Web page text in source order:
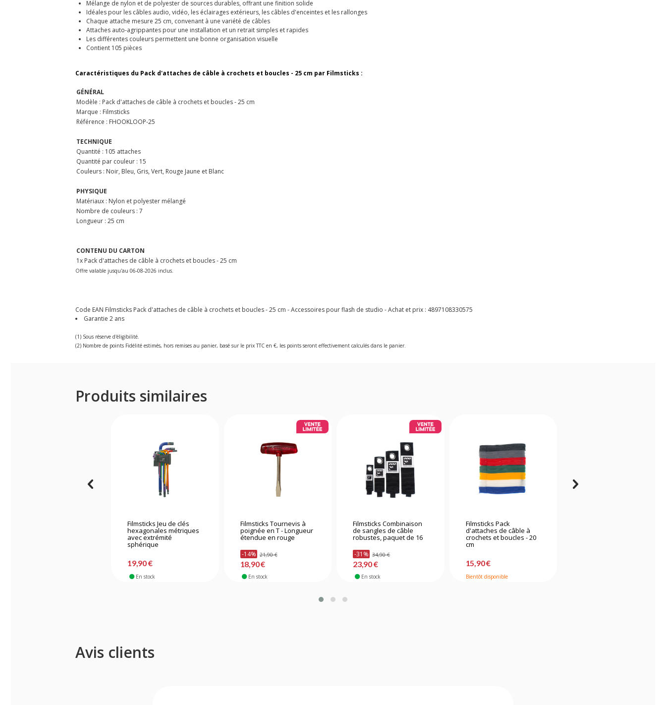
Mélange de nylon et de polyester de sources durables, offrant une finition solide
Idéales pour les câbles audio, vidéo, les éclairages extérieurs, les câbles d'enceintes et les rallonges
Chaque attache mesure 25 cm, convenant à une variété de câbles
Attaches auto-agrippantes pour une installation et un retrait simples et rapides
Les différentes couleurs permettent une bonne organisation visuelle
Contient 105 pièces
Caractéristiques du Pack d'attaches de câble à crochets et boucles - 25 cm par Filmsticks :
GÉNÉRAL
Modèle : Pack d'attaches de câble à crochets et boucles - 25 cm
Marque : Filmsticks
Référence : FHOOKLOOP-25
TECHNIQUE
Quantité : 105 attaches
Quantité par couleur : 15
Couleurs : Noir, Bleu, Gris, Vert, Rouge Jaune et Blanc
PHYSIQUE
Matériaux : Nylon et polyester mélangé
Nombre de couleurs : 7
Longueur : 25 cm
CONTENU DU CARTON
1x Pack d'attaches de câble à crochets et boucles - 25 cm
Offre valable jusqu'au 06-08-2026 inclus.
Code EAN Filmsticks Pack d'attaches de câble à crochets et boucles - 25 cm - Accessoires pour flash de studio - Achat et prix : 4897108330575
Garantie 2 ans
(1) Sous réserve d'éligibilité.
(2) Nombre de points Fidélité estimés, hors remises au panier, basé sur le prix TTC en €, les points seront effectivement calculés dans le panier.
Produits similaires
Filmsticks Jeu de clés
hexagonales métriques
avec extrémité
sphérique
19,90 €
En stock
Filmsticks Tournevis à
poignée en T - Longueur
étendue en rouge
-14% 21,90 €
18,90 €
En stock
Filmsticks Combinaison
de sangles de câble
robustes, paquet de 16
-31% 34,90 €
23,90 €
En stock
Filmsticks Pack
d'attaches de câble à
crochets et boucles - 20
cm
15,90 €
Bientôt disponible
Avis clients